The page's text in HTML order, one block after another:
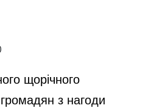
щорічного
з нагоди